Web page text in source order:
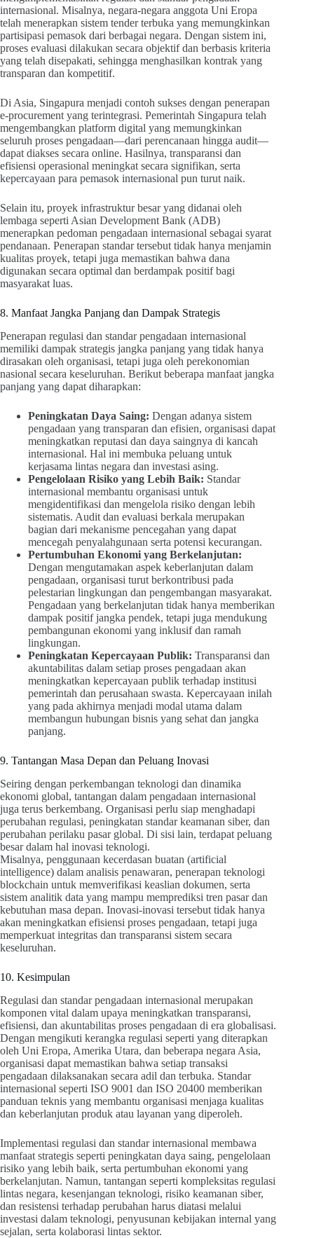
internasional. Misalnya, negara-negara anggota Uni Eropa
telah menerapkan sistem tender terbuka yang memungkinkan
partisipasi pemasok dari berbagai negara. Dengan sistem ini,
proses evaluasi dilakukan secara objektif dan berbasis kriteria
yang telah disepakati, sehingga menghasilkan kontrak yang
transparan dan kompetitif.
Di Asia, Singapura menjadi contoh sukses dengan penerapan
e-procurement yang terintegrasi. Pemerintah Singapura telah
mengembangkan platform digital yang memungkinkan
seluruh proses pengadaan—dari perencanaan hingga audit—
dapat diakses secara online. Hasilnya, transparansi dan
efisiensi operasional meningkat secara signifikan, serta
kepercayaan para pemasok internasional pun turut naik.
Selain itu, proyek infrastruktur besar yang didanai oleh
lembaga seperti Asian Development Bank (ADB)
menerapkan pedoman pengadaan internasional sebagai syarat
pendanaan. Penerapan standar tersebut tidak hanya menjamin
kualitas proyek, tetapi juga memastikan bahwa dana
digunakan secara optimal dan berdampak positif bagi
masyarakat luas.
8. Manfaat Jangka Panjang dan Dampak Strategis
Penerapan regulasi dan standar pengadaan internasional
memiliki dampak strategis jangka panjang yang tidak hanya
dirasakan oleh organisasi, tetapi juga oleh perekonomian
nasional secara keseluruhan. Berikut beberapa manfaat jangka
panjang yang dapat diharapkan:
Peningkatan Daya Saing: Dengan adanya sistem
pengadaan yang transparan dan efisien, organisasi dapat
meningkatkan reputasi dan daya saingnya di kancah
internasional. Hal ini membuka peluang untuk
kerjasama lintas negara dan investasi asing.
Pengelolaan Risiko yang Lebih Baik: Standar
internasional membantu organisasi untuk
mengidentifikasi dan mengelola risiko dengan lebih
sistematis. Audit dan evaluasi berkala merupakan
bagian dari mekanisme pencegahan yang dapat
mencegah penyalahgunaan serta potensi kecurangan.
Pertumbuhan Ekonomi yang Berkelanjutan:
Dengan mengutamakan aspek keberlanjutan dalam
pengadaan, organisasi turut berkontribusi pada
pelestarian lingkungan dan pengembangan masyarakat.
Pengadaan yang berkelanjutan tidak hanya memberikan
dampak positif jangka pendek, tetapi juga mendukung
pembangunan ekonomi yang inklusif dan ramah
lingkungan.
Peningkatan Kepercayaan Publik: Transparansi dan
akuntabilitas dalam setiap proses pengadaan akan
meningkatkan kepercayaan publik terhadap institusi
pemerintah dan perusahaan swasta. Kepercayaan inilah
yang pada akhirnya menjadi modal utama dalam
membangun hubungan bisnis yang sehat dan jangka
panjang.
9. Tantangan Masa Depan dan Peluang Inovasi
Seiring dengan perkembangan teknologi dan dinamika
ekonomi global, tantangan dalam pengadaan internasional
juga terus berkembang. Organisasi perlu siap menghadapi
perubahan regulasi, peningkatan standar keamanan siber, dan
perubahan perilaku pasar global. Di sisi lain, terdapat peluang
besar dalam hal inovasi teknologi.
Misalnya, penggunaan kecerdasan buatan (artificial
intelligence) dalam analisis penawaran, penerapan teknologi
blockchain untuk memverifikasi keaslian dokumen, serta
sistem analitik data yang mampu memprediksi tren pasar dan
kebutuhan masa depan. Inovasi-inovasi tersebut tidak hanya
akan meningkatkan efisiensi proses pengadaan, tetapi juga
memperkuat integritas dan transparansi sistem secara
keseluruhan.
10. Kesimpulan
Regulasi dan standar pengadaan internasional merupakan
komponen vital dalam upaya meningkatkan transparansi,
efisiensi, dan akuntabilitas proses pengadaan di era globalisasi.
Dengan mengikuti kerangka regulasi seperti yang diterapkan
oleh Uni Eropa, Amerika Utara, dan beberapa negara Asia,
organisasi dapat memastikan bahwa setiap transaksi
pengadaan dilaksanakan secara adil dan terbuka. Standar
internasional seperti ISO 9001 dan ISO 20400 memberikan
panduan teknis yang membantu organisasi menjaga kualitas
dan keberlanjutan produk atau layanan yang diperoleh.
Implementasi regulasi dan standar internasional membawa
manfaat strategis seperti peningkatan daya saing, pengelolaan
risiko yang lebih baik, serta pertumbuhan ekonomi yang
berkelanjutan. Namun, tantangan seperti kompleksitas regulasi
lintas negara, kesenjangan teknologi, risiko keamanan siber,
dan resistensi terhadap perubahan harus diatasi melalui
investasi dalam teknologi, penyusunan kebijakan internal yang
sejalan, serta kolaborasi lintas sektor.